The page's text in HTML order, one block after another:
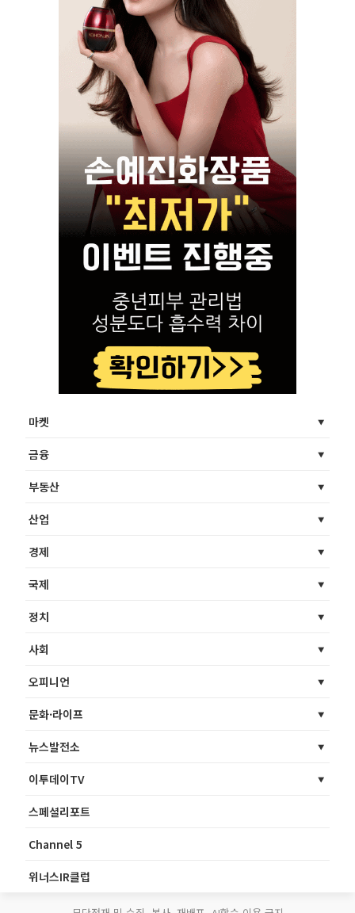
마켓
금융
부동산
산업
경제
국제
정치
사회
오피니언
문화·라이프
뉴스발전소
이투데이TV
스페셜리포트
Channel 5
위너스IR클럽